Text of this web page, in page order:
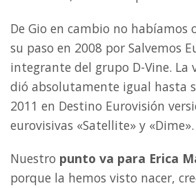
De Gio en cambio no habíamos
su paso en 2008 por Salvemos
integrante del grupo D-Vine. La
dió absolutamente igual hasta
2011 en Destino Eurovisión
eurovisivas «Satellite» y «Dime».
Nuestro punto va para Erica
porque la hemos visto nacer,